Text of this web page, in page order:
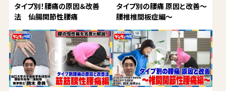
タイプ別！腰痛の原因＆改善
法 仙腸関節性腰痛
タイプ別の腰痛 原因と改善～
腰椎椎間板症編～